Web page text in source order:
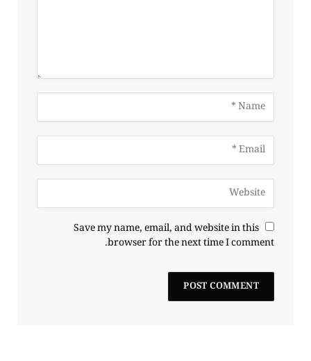
Save my name, email, and website in this
browser for the next time I comment.